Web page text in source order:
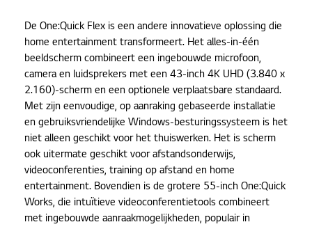
De One:Quick Flex is een andere innovatieve oplossing die
home entertainment transformeert. Het alles-in-één
beeldscherm combineert een ingebouwde microfoon,
camera en luidsprekers met een 43-inch 4K UHD (3.840 x
2.160)-scherm en een optionele verplaatsbare standaard.
Met zijn eenvoudige, op aanraking gebaseerde installatie
en gebruiksvriendelijke Windows-besturingssysteem is het
niet alleen geschikt voor het thuiswerken. Het is scherm
ook uitermate geschikt voor afstandsonderwijs,
videoconferenties, training op afstand en home
entertainment. Bovendien is de grotere 55-inch One:Quick
Works, die intuïtieve videoconferentietools combineert
met ingebouwde aanraakmogelijkheden, populair in